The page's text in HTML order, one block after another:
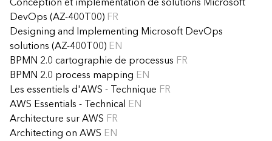
DevOps (AZ-400T00) FR
Designing and Implementing Microsoft DevOps
solutions (AZ-400T00) EN
BPMN 2.0 cartographie de processus FR
BPMN 2.0 process mapping EN
Les essentiels d'AWS - Technique FR
AWS Essentials - Technical EN
Architecture sur AWS FR
Architecting on AWS EN